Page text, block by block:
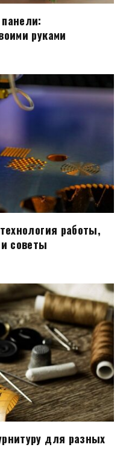
руками
работы,
советы
для разных